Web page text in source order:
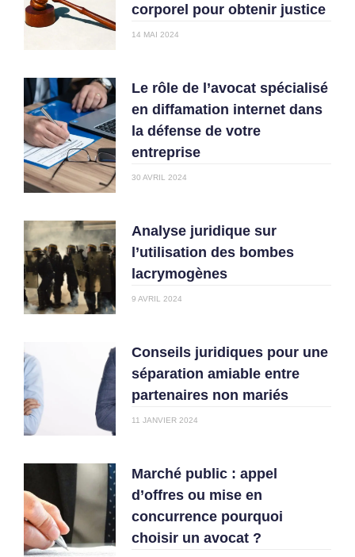
corporel pour obtenir justice
14 MAI 2024
Le rôle de l’avocat spécialisé
en diffamation internet dans
la défense de votre
entreprise
30 AVRIL 2024
Analyse juridique sur
l’utilisation des bombes
lacrymogènes
9 AVRIL 2024
Conseils juridiques pour une
séparation amiable entre
partenaires non mariés
11 JANVIER 2024
Marché public : appel
d’offres ou mise en
concurrence pourquoi
choisir un avocat ?